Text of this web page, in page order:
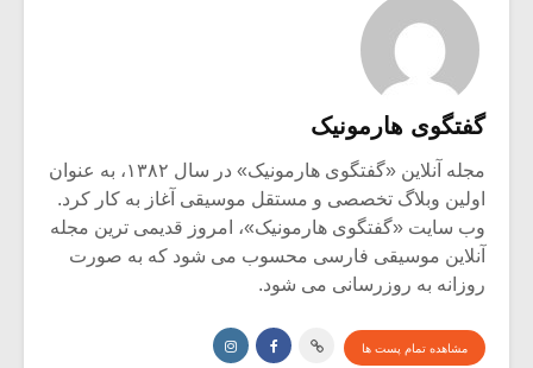
گفتگوی هارمونیک
مجله آنلاین «گفتگوی هارمونیک» در سال ۱۳۸۲، به عنوان
اولین وبلاگ تخصصی و مستقل موسیقی آغاز به کار کرد.
وب سایت «گفتگوی هارمونیک»، امروز قدیمی ترین مجله
آنلاین موسیقی فارسی محسوب می شود که به صورت
روزانه به روزرسانی می شود.
مشاهده تمام پست ها